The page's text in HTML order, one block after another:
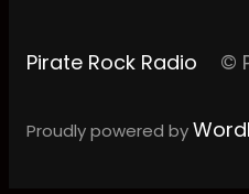
Pirate Rock Radio ©
Proudly powered by